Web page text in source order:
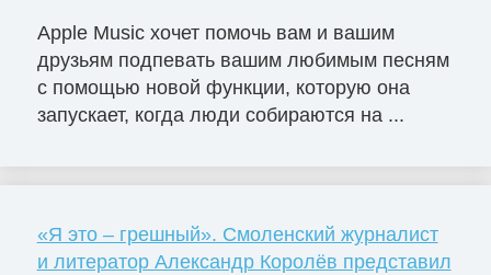
Apple Music хочет помочь вам и вашим
друзьям подпевать вашим любимым песням
с помощью новой функции, которую она
запускает, когда люди собираются на ...
«Я это – грешный». Смоленский журналист
и литератор Александр Королёв представил